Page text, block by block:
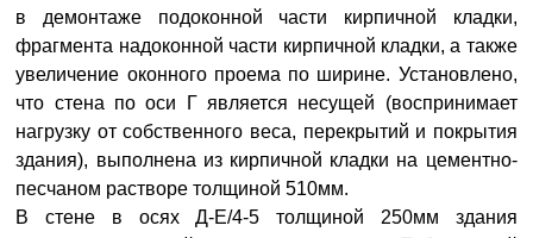
в демонтаже подоконной части кирпичной кладки,
фрагмента надоконной части кирпичной кладки, а также
увеличение оконного проема по ширине. Установлено,
что стена по оси Г является несущей (воспринимает
нагрузку от собственного веса, перекрытий и покрытия
здания), выполнена из кирпичной кладки на цементно-
песчаном растворе толщиной 510мм.
В стене в осях Д-Е/4-5 толщиной 250мм здания